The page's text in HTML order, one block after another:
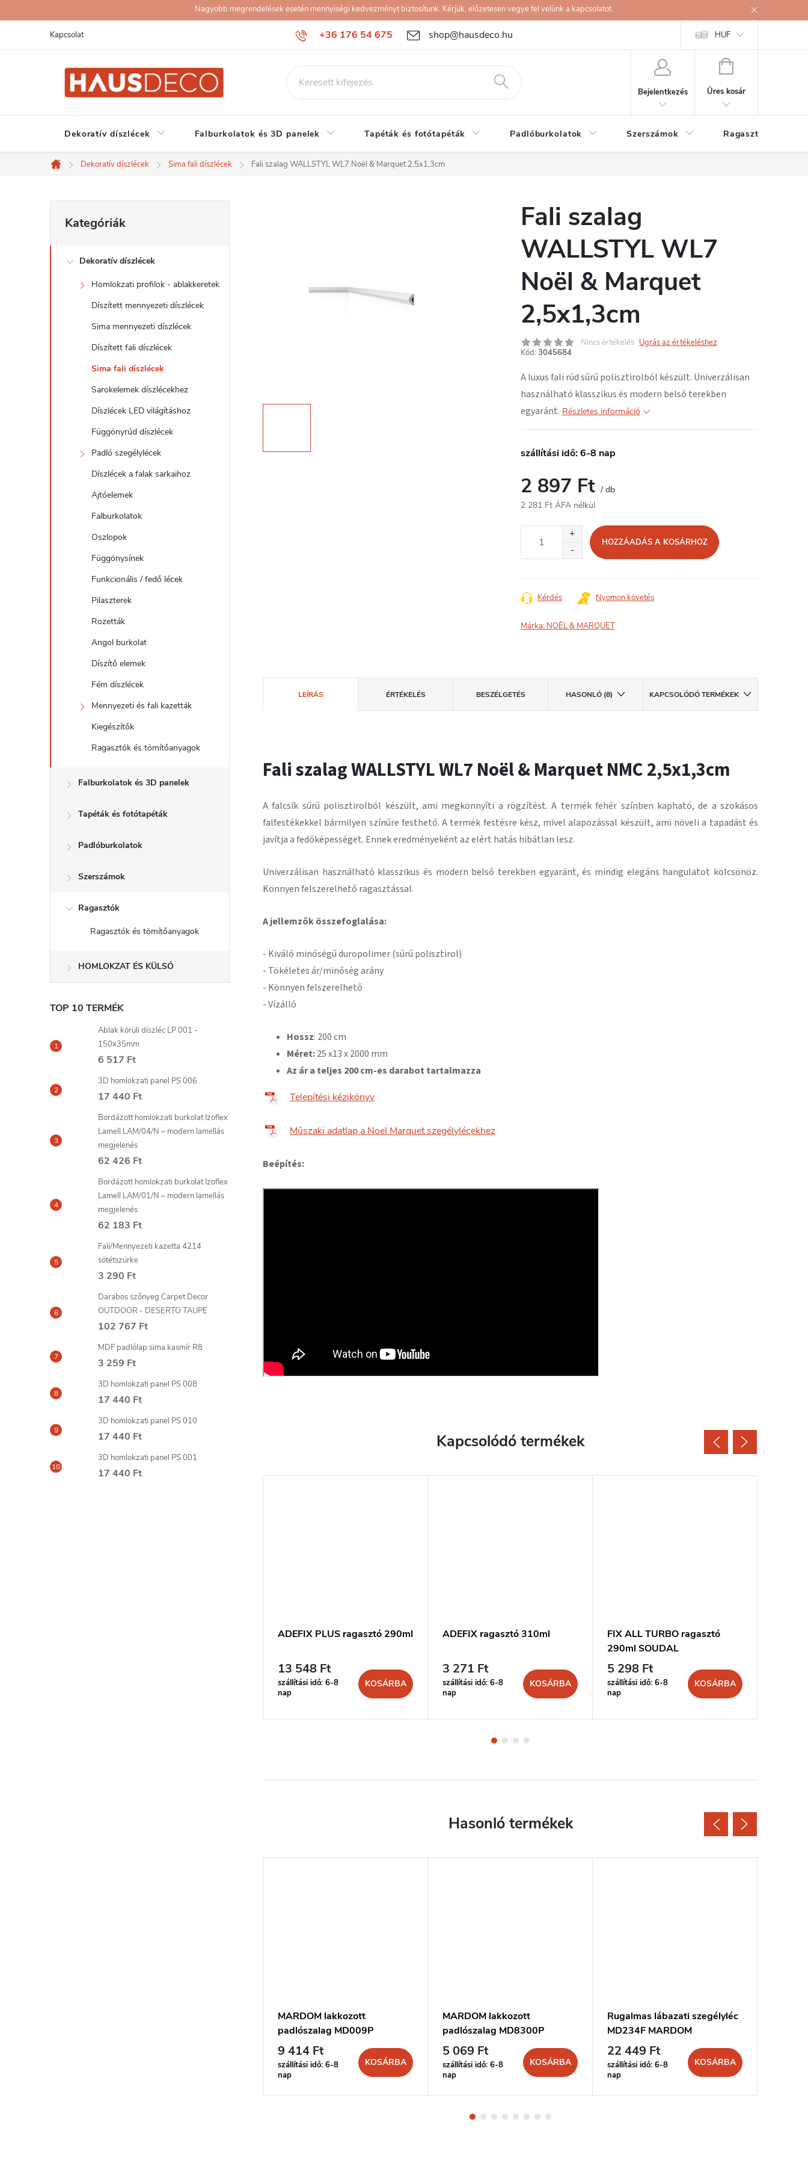
a
Nagyobb megrendelések esetén mennyiségi kedvezményt biztosítunk. Kérjük, előzetesen vegye fel velünk a kapcsolatot.
+36 176 54 675 shop@hausdeco.hu
Kapcsolat HUF
Bejelentkezés
KOSÁR
Üres kosár
Dekoratív díszlécek Falburkolatok és 3D panelek Tapéták és fotótapéták Padlóburkolatok Szerszámok Ragasztók
Kezdőlap
Dekoratív díszlécek Sima fali díszlécek Fali szalag WALLSTYL WL7 Noël & Marquet 2,5x1,3cm
O
l
átugrása
Kategóriák
Dekoratív díszlécek
Homlokzati profilok - ablakkeretek
Díszített mennyezeti díszlécek
Sima mennyezeti díszlécek
Díszített fali díszlécek
Sima fali díszlécek
Sarokelemek díszlécekhez
Díszlécek LED világításhoz
Függönyrúd díszlécek
Padló szegélylécek
Díszlécek a falak sarkaihoz
Ajtóelemek
Falburkolatok
Oszlopok
Függönysínek
Funkcionális / fedő lécek
Pilaszterek
Rozetták
Angol burkolat
Díszítő elemek
Fém díszlécek
Mennyezeti és fali kazetták
Kiegészítők
Ragasztók és tömítőanyagok
Falburkolatok és 3D panelek
Tapéták és fotótapéták
Padlóburkolatok
Szerszámok
Ragasztók
Ragasztók és tömítőanyagok
HOMLOKZAT ÉS KÜLSŐ
TOP 10 TERMÉK
Ablak körüli díszléc LP 001 -
150x35mm
6 517 Ft
3D homlokzati panel PS 006
17 440 Ft
Bordázott homlokzati burkolat Izoflex
Lamell LAM/04/N – modern lamellás
megjelenés
62 426 Ft
Bordázott homlokzati burkolat Izoflex
Lamell LAM/01/N – modern lamellás
megjelenés
62 183 Ft
Fali/Mennyezeti kazetta 4214
sötétszürke
3 290 Ft
Darabos szőnyeg Carpet Decor
OUTDOOR - DESERTO TAUPE
102 767 Ft
MDF padlólap sima kasmír R8
3 259 Ft
3D homlokzati panel PS 008
17 440 Ft
3D homlokzati panel PS 010
17 440 Ft
3D homlokzati panel PS 001
17 440 Ft
Fali szalag
WALLSTYL WL7
Noël & Marquet
2,5x1,3cm
Nincs értékelés Ugrás az értékeléshez
Kód: 3045684
A luxus fali rúdsűrű polisztirolból készült. Univerzálisan
használható klasszikus és modern belső terekben
egyaránt. Részletes információ
szállítási idő: 6-8 nap
2 897 Ft / db
2 281 Ft ÁFA nélkül
HOZZÁADÁS A KOSÁRHOZ
Kérdés Nyomon követés
Márka: NOËL & MARQUET
LEÍRÁS ÉRTÉKELÉS BESZÉLGETÉS HASONLÓ (8) KAPCSOLÓDÓ TERMÉKEK
Fali szalag WALLSTYL WL7 Noël & Marquet NMC 2,5x1,3cm
A falcsík sűrű polisztirolból készült, ami megkönnyíti a rögzítést. A termék fehér színben kapható, de a szokásos
falfestékekkel bármilyen színűre festhető. A termék festésre kész, mivel alapozással készült, ami növeli a tapadást és
javítja a fedőképességet. Ennek eredményeként az elért hatás hibátlan lesz.
Univerzálisan használható klasszikus és modern belső terekben egyaránt, és mindig elegáns hangulatot kölcsönöz.
Könnyen felszerelhető ragasztással.
A jellemzők összefoglalása:
- Kiváló minőségű duropolimer (sűrű polisztirol)
- Tökéletes ár/minőség arány
- Könnyen felszerelhető
- Vízálló
Hossz: 200 cm
Méret:25 x13 x 2000 mm
Az ár a teljes 200 cm-es darabot tartalmazza
Telepítési kézikönyv
Műszaki adatlap a Noel Marquet szegélylécekhez
Beépítés:
Kapcsolódó termékek
ADEFIX PLUS ragasztó 290ml
13 548 Ft
szállítási idő: 6-8
nap
KOSÁRBA
ADEFIX ragasztó 310ml
3 271 Ft
szállítási idő: 6-8
nap
KOSÁRBA
FIX ALL TURBO ragasztó
290ml SOUDAL
5 298 Ft
szállítási idő: 6-8
nap
KOSÁRBA
MARDOM lakkozott
padlószalag MD009P
9 414 Ft
szállítási idő: 6-8
nap
KOSÁRBA
MARDOM lakkozott
padlószalag MD8300P
5 069 Ft
szállítási idő: 6-8
nap
KOSÁRBA
Rugalmas lábazati szegélyléc
MD234F MARDOM
22 449 Ft
szállítási idő: 6-8
nap
KOSÁRBA